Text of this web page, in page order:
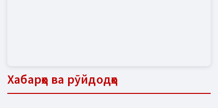
Хабарҳо ва рӯйдодҳо